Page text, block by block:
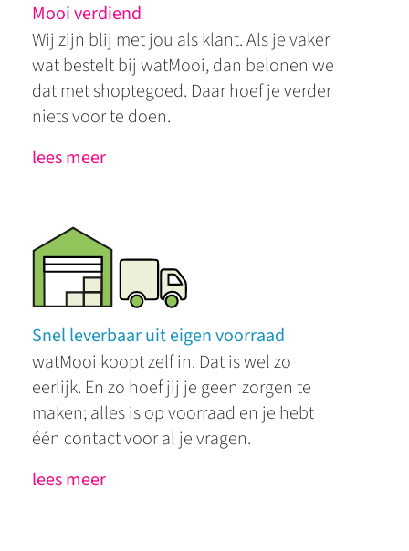
Mooi verdiend
Wij zijn blij met jou als klant. Als je vaker
wat bestelt bij watMooi, dan belonen we
dat met shoptegoed. Daar hoef je verder
niets voor te doen.
lees meer
Snel leverbaar uit eigen voorraad
watMooi koopt zelf in. Dat is wel zo
eerlijk. En zo hoef jij je geen zorgen te
maken; alles is op voorraad en je hebt
één contact voor al je vragen.
lees meer